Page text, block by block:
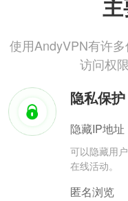
使用AndyVPN有许多
访问权
隐私保护
隐藏IP地址
可以隐藏用
在线活动。
匿名浏览